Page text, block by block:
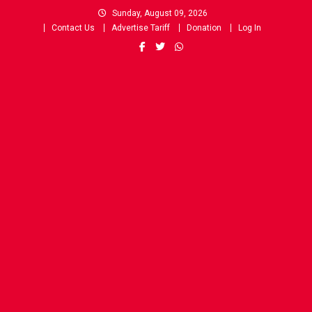
Sunday, August 09, 2026
Contact Us
Advertise Tariff Donation Log In